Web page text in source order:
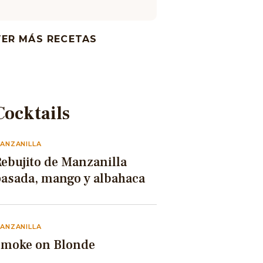
MÁS RECETAS
de Manzanilla
mango y albahaca
on Blonde